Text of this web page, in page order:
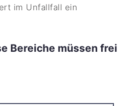
im Unfallfall ein
Bereiche müssen frei